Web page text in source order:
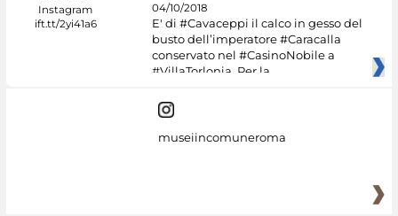
04/10/2018
E' di #Cavaceppi il calco in gesso del
busto dell’imperatore #Caracalla
conservato nel #CasinoNobile a
#VillaTorlonia. Per la
museiincomuneroma